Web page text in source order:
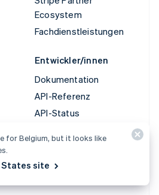
Ecosystem
Fachdienstleistungen
Entwickler/innen
Dokumentation
API-Referenz
API-Status
API-Änderungsprotokoll
Bibliotheken und SDKs
Stripe Projects
for Belgium, but it looks like
site